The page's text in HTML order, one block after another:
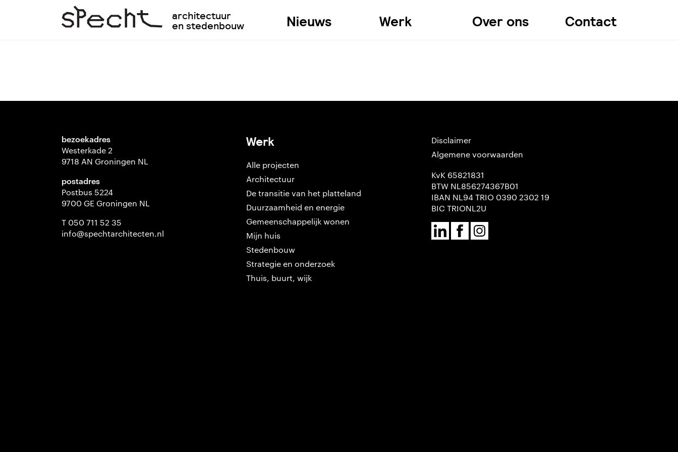
architectuur
en stedenbouw Nieuws Werk Over ons Contact
bezoekadres
Westerkade 2
9718 AN Groningen NL
postadres
Postbus 5224
9700 GE Groningen NL
T 050 711 52 35
info@spechtarchitecten.nl
Werk
Alle projecten
Architectuur
De transitie van het platteland
Duurzaamheid en energie
Gemeenschappelijk wonen
Mijn huis
Stedenbouw
Strategie en onderzoek
Thuis, buurt, wijk
Disclaimer
Algemene voorwaarden
KvK 65821831
BTW NL856274367B01
IBAN NL94 TRIO 0390 2302 19
BIC TRIONL2U